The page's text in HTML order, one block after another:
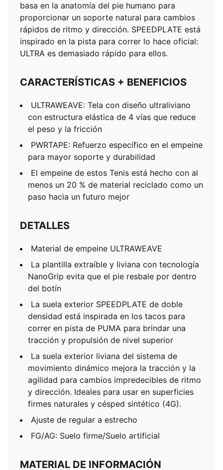
basa en la anatomía del pie humano para
proporcionar un soporte natural para cambios
rápidos de ritmo y dirección. SPEEDPLATE está
inspirado en la pista para correr lo hace oficial:
ULTRA es demasiado rápido para ellos.
CARACTERÍSTICAS + BENEFICIOS
ULTRAWEAVE: Tela con diseño ultraliviano
con estructura elástica de 4 vías que reduce
el peso y la fricción
PWRTAPE: Refuerzo específico en el empeine
para mayor soporte y durabilidad
El empeine de estos Tenis está hecho con al
menos un 20 % de material reciclado como un
paso hacia un futuro mejor
DETALLES
Material de empeine ULTRAWEAVE
La plantilla extraíble y liviana con tecnología
NanoGrip evita que el pie resbale por dentro
del botín
La suela exterior SPEEDPLATE de doble
densidad está inspirada en los tacos para
correr en pista de PUMA para brindar una
tracción y propulsión de nivel superior
La suela exterior liviana del sistema de
movimiento dinámico mejora la tracción y la
agilidad para cambios impredecibles de ritmo
y dirección. Ideales para usar en superficies
firmes naturales y césped sintético (4G).
Ajuste de regular a estrecho
FG/AG: Suelo firme/Suelo artificial
MATERIAL DE INFORMACIÓN